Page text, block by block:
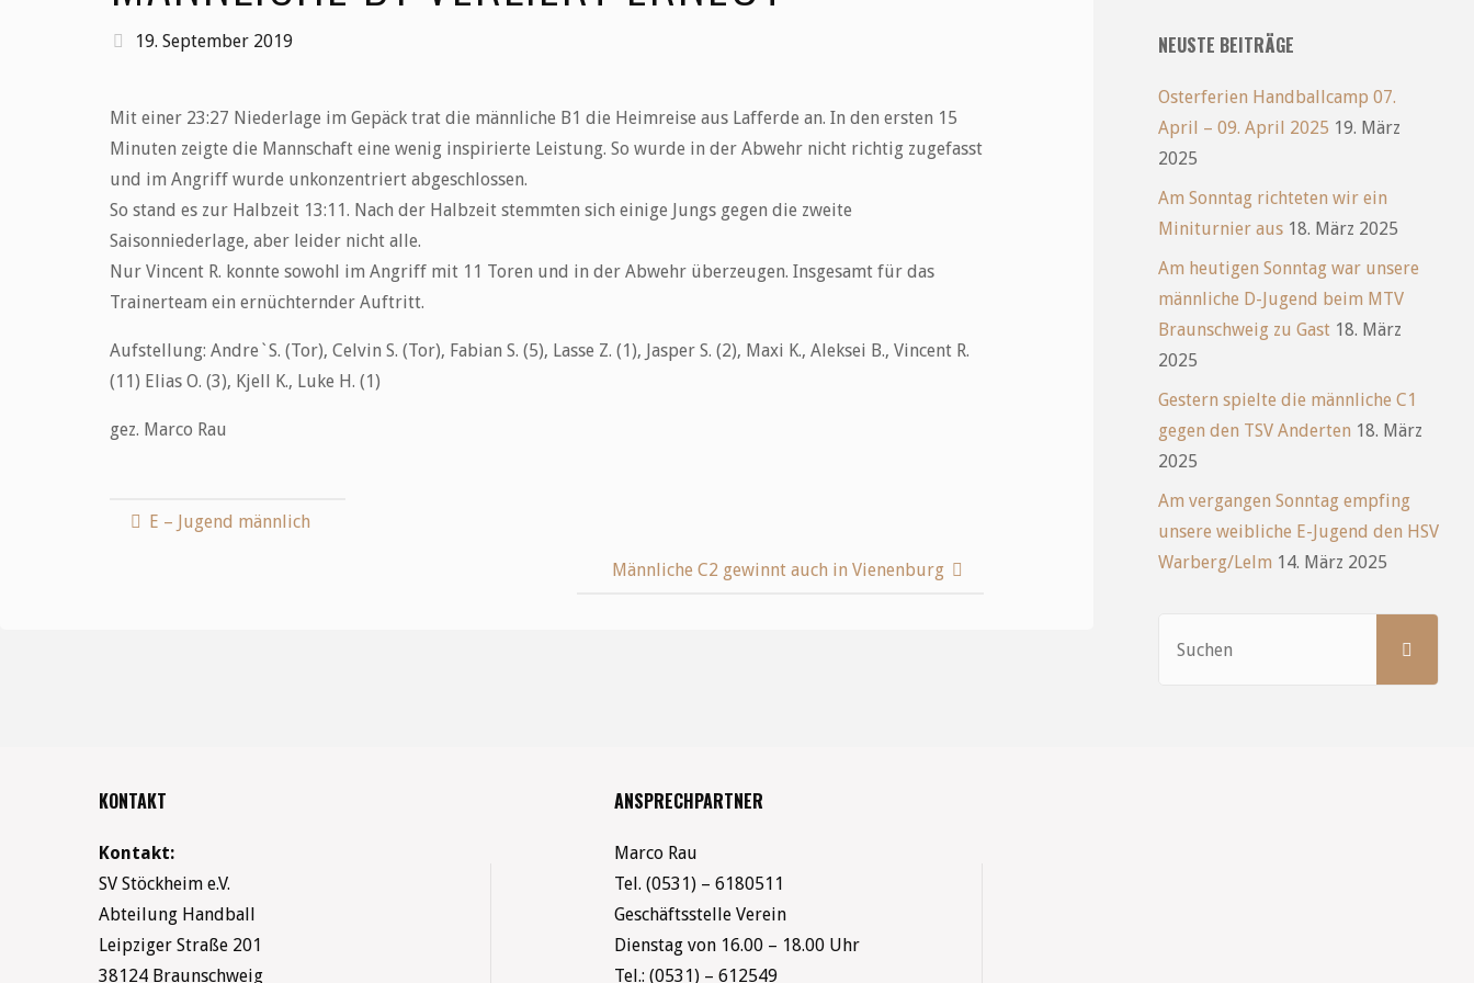
19. September 2019
Mit einer 23:27 Niederlage im Gepäck trat die männliche B1 die Heimreise aus Lafferde an. In den ersten 15
Minuten zeigte die Mannschaft eine wenig inspirierte Leistung. So wurde in der Abwehr nicht richtig zugefasst
und im Angriff wurde unkonzentriert abgeschlossen.
So stand es zur Halbzeit 13:11. Nach der Halbzeit stemmten sich einige Jungs gegen die zweite
Saisonniederlage, aber leider nicht alle.
Nur Vincent R. konnte sowohl im Angriff mit 11 Toren und in der Abwehr überzeugen. Insgesamt für das
Trainerteam ein ernüchternder Auftritt.
Aufstellung: Andre`S. (Tor), Celvin S. (Tor), Fabian S. (5), Lasse Z. (1), Jasper S. (2), Maxi K., Aleksei B., Vincent R.
(11) Elias O. (3), Kjell K., Luke H. (1)
gez. Marco Rau
E – Jugend männlich
Männliche C2 gewinnt auch in Vienenburg
NEUSTE BEITRÄGE
Osterferien Handballcamp 07.
April – 09. April 2025 19. März
2025
Am Sonntag richteten wir ein
Miniturnier aus 18. März 2025
Am heutigen Sonntag war unsere
männliche D-Jugend beim MTV
Braunschweig zu Gast 18. März
2025
Gestern spielte die männliche C1
gegen den TSV Anderten 18. März
2025
Am vergangen Sonntag empfing
unsere weibliche E-Jugend den HSV
Warberg/Lelm 14. März 2025
SUCHEN
KONTAKT
Kontakt:
SV Stöckheim e.V.
Abteilung Handball
Leipziger Straße 201
38124 Braunschweig
ANSPRECHPARTNER
Marco Rau
Tel. (0531) – 6180511
Geschäftsstelle Verein
Dienstag von 16.00 – 18.00 Uhr
Tel.: (0531) – 612549